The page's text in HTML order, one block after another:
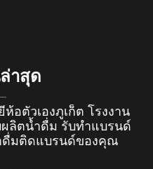
าสุด
อตัวเองภูเก็ต โรงงาน
ลิตน้ำดื่ม รับทำแบรนด์
ดื่มติดแบรนด์ของคุณ